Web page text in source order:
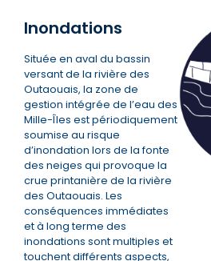
Inondations
Située en aval du bassin
versant de la rivière des
Outaouais, la zone de
gestion intégrée de l’eau des
Mille-Îles est périodiquement
soumise au risque
d’inondation lors de la fonte
des neiges qui provoque la
crue printanière de la rivière
des Outaouais. Les
conséquences immédiates
et à long terme des
inondations sont multiples et
touchent différents aspects,